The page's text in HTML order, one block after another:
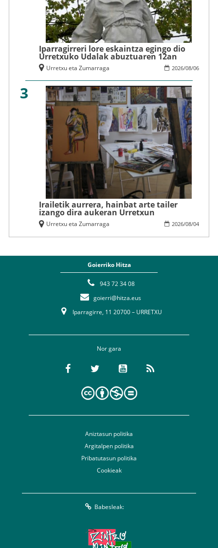
Iparragirreri lore eskaintza egingo dio
Urretxuko Udalak abuztuaren 12an
2026/08/06
Urretxu eta Zumarraga
3
Irailetik aurrera, hainbat arte tailer
izango dira aukeran Urretxun
2026/08/04
Urretxu eta Zumarraga
Goierriko Hitza
943 72 34 08
goierri@hitza.eus
Iparragirre, 11 20700 – URRETXU
Nor gara
Aniztasun politika
Argitalpen politika
Pribatutasun politika
Cookieak
Babesleak: